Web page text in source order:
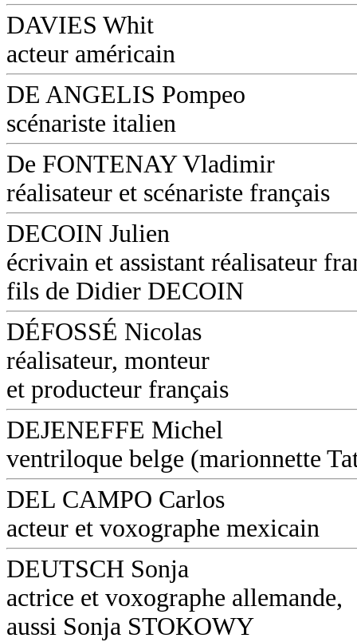
DAVIES Whit
acteur américain
DE ANGELIS Pompeo
scénariste italien
De FONTENAY Vladimir
réalisateur et scénariste français
DECOIN Julien
écrivain et assistant réalisateur
fils de Didier DECOIN
DÉFOSSÉ Nicolas
réalisateur, monteur
et producteur français
DEJENEFFE Michel
ventriloque belge (marionnette
DEL CAMPO Carlos
acteur et voxographe mexicain
DEUTSCH Sonja
actrice et voxographe allemande,
aussi Sonja STOKOWY